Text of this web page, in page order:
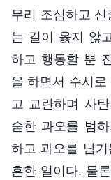
무리 조심하고
는 길이 옳지 않
하고 행동할 뿐
을 하면서 수시
고 교란하며 사
숱한 과오를 범
하고 과오를 남
흔한 일이다. 물